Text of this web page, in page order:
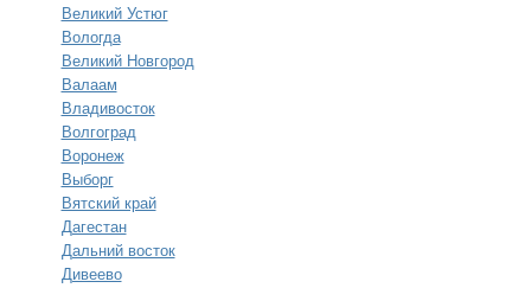
Великий Устюг
Вологда
Великий Новгород
Валаам
Владивосток
Волгоград
Воронеж
Выборг
Вятский край
Дагестан
Дальний восток
Дивеево